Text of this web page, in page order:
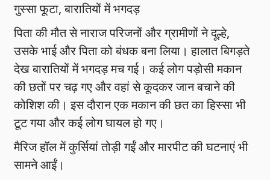
गुस्सा फूटा, बारातियों में भगदड़
पिता की मौत से नाराज परिजनों और ग्रामीणों ने दूल्हे,
उसके भाई और पिता को बंधक बना लिया। हालात बिगड़ते
देख बारातियों में भगदड़ मच गई। कई लोग पड़ोसी मकान
की छतों पर चढ़ गए और वहां से कूदकर जान बचाने की
कोशिश की। इस दौरान एक मकान की छत का हिस्सा भी
टूट गया और कई लोग घायल हो गए।
मैरिज हॉल में कुर्सियां तोड़ी गईं और मारपीट की घटनाएं भी
सामने आईं।